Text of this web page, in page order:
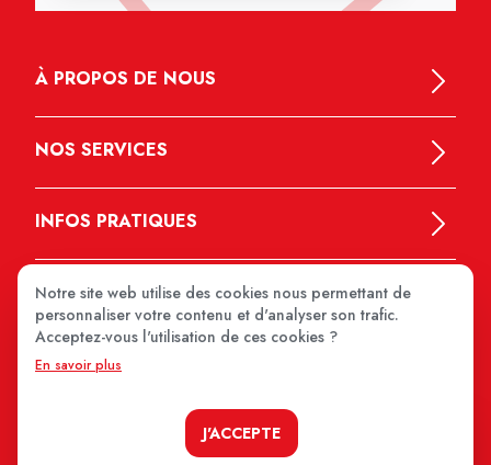
À PROPOS DE NOUS
NOS SERVICES
INFOS PRATIQUES
Notre site web utilise des cookies nous permettant de
personnaliser votre contenu et d'analyser son trafic.
Acceptez-vous l'utilisation de ces cookies ?
En savoir plus
J'ACCEPTE